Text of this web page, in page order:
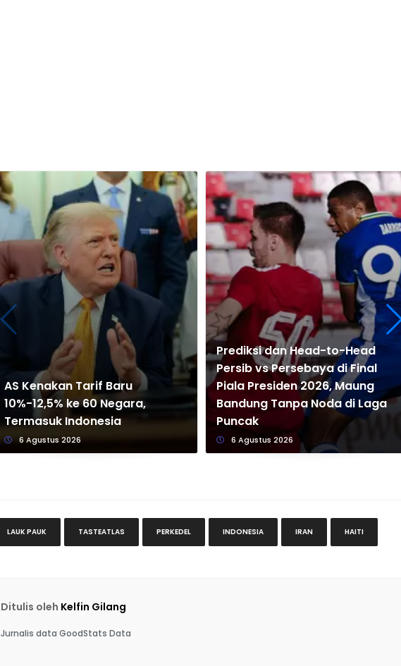
AS Kenakan Tarif Baru
10%-12,5% ke 60 Negara,
Termasuk Indonesia
6 Agustus 2026
Prediksi dan Head-to-Head
Persib vs Persebaya di Final
Piala Presiden 2026, Maung
Bandung Tanpa Noda di Laga
Puncak
6 Agustus 2026
LAUK PAUK TASTEATLAS PERKEDEL INDONESIA IRAN HAITI
Ditulis oleh Kelfin Gilang
Jurnalis data GoodStats Data